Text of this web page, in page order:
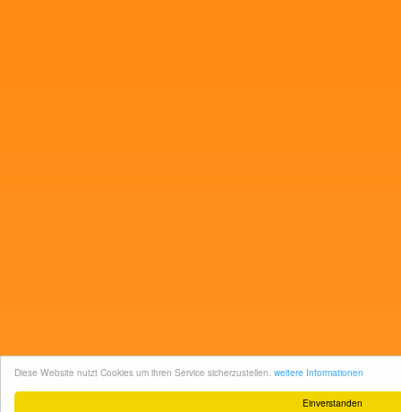
Einverstanden
Diese Website nutzt Cookies um ihren Service sicherzustellen. weitere Informationen